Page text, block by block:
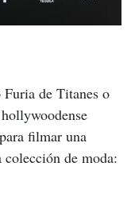
de Titanes o
filmar una
colección de moda: